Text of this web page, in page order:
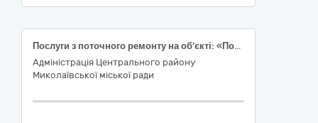
Послуги з поточного ремонту на об’єкті: «Послуги з благоустрою території (поточний ремонт асфальтобетонного покриття) біля житлових будинків № 5, 7 по провулку Парусному у Центральному районі міста Миколаєва»
Адміністрація Центрального району
Миколаївської міської ради